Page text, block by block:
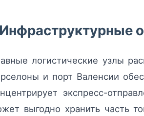
Инфраструктурные
логистические узлы
и порт Валенсии
экспресс-
выгодно хранить часть